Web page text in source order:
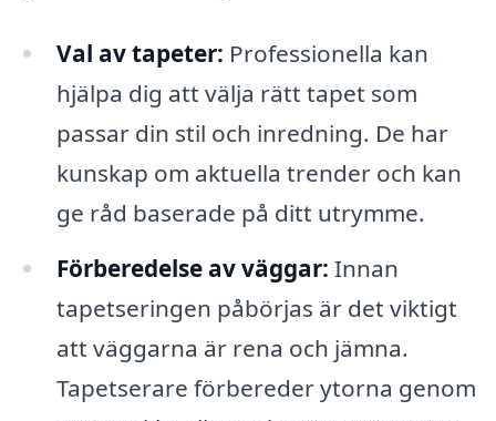
Val av tapeter: Professionella kan
hjälpa dig att välja rätt tapet som
passar din stil och inredning. De har
kunskap om aktuella trender och kan
ge råd baserade på ditt utrymme.
Förberedelse av väggar: Innan
tapetseringen påbörjas är det viktigt
att väggarna är rena och jämna.
Tapetserare förbereder ytorna genom